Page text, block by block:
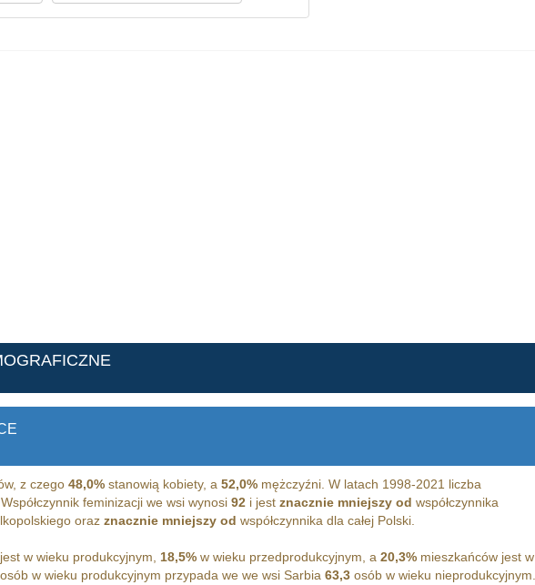
z czego 48,0%stanowią kobiety, a 52,0%mężczyźni. W latach 1998-2021 liczba
feminizacji we wsi wynosi 92i jest znacznie mniejszy od współczynnika
oraz znacznie mniejszy od współczynnika dla całej Polski.
w wieku produkcyjnym, 18,5%w wieku przedprodukcyjnym, a 20,3%mieszkańców jest w
w wieku produkcyjnym przypada we we wsi Sarbia 63,3osób w wieku nieprodukcyjnym.